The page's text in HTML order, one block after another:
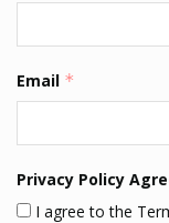
Email *
Privacy Policy
I agree to the